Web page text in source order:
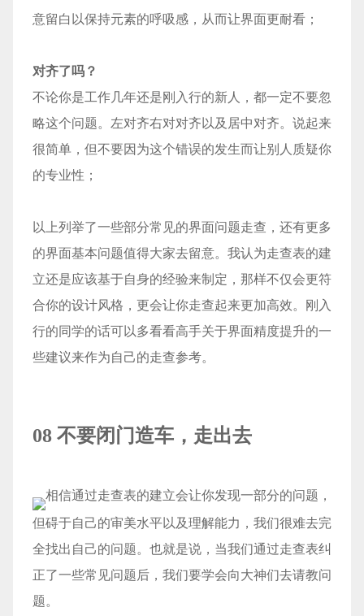
意留白以保持元素的呼吸感，从而让界面更耐看；
对齐了吗？
不论你是工作几年还是刚入行的新人，都一定不要忽
略这个问题。左对齐右对对齐以及居中对齐。说起来
很简单，但不要因为这个错误的发生而让别人质疑你
的专业性；
以上列举了一些部分常见的界面问题走查，还有更多
的界面基本问题值得大家去留意。我认为走查表的建
立还是应该基于自身的经验来制定，那样不仅会更符
合你的设计风格，更会让你走查起来更加高效。刚入
行的同学的话可以多看看高手关于界面精度提升的一
些建议来作为自己的走查参考。
08 不要闭门造车，走出去
相信通过走查表的建立会让你发现一部分的问题，
但碍于自己的审美水平以及理解能力，我们很难去完
全找出自己的问题。也就是说，当我们通过走查表纠
正了一些常见问题后，我们要学会向大神们去请教问
题。